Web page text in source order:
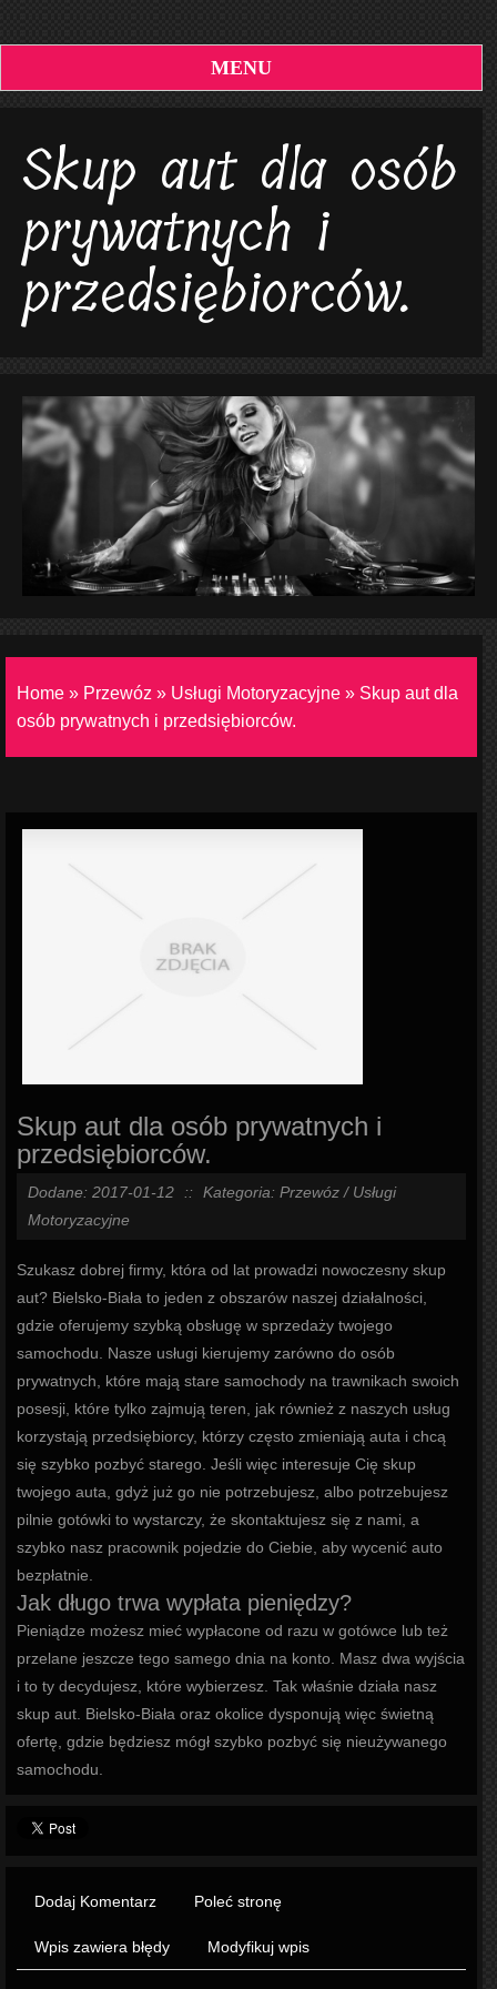
MENU
Skup aut dla osób
prywatnych i
przedsiębiorców.
Home » Przewóz » Usługi Motoryzacyjne » Skup aut dla
osób prywatnych i przedsiębiorców.
Skup aut dla osób prywatnych i
przedsiębiorców.
Dodane: 2017-01-12 ::
Kategoria: Przewóz / Usługi
Motoryzacyjne
Szukasz dobrej firmy, która od lat prowadzi nowoczesny skup
aut? Bielsko-Biała to jeden z obszarów naszej działalności,
gdzie oferujemy szybką obsługę w sprzedaży twojego
samochodu. Nasze usługi kierujemy zarówno do osób
prywatnych, które mają stare samochody na trawnikach swoich
posesji, które tylko zajmują teren, jak również z naszych usług
korzystają przedsiębiorcy, którzy często zmieniają auta i chcą
się szybko pozbyć starego. Jeśli więc interesuje Cię skup
twojego auta, gdyż już go nie potrzebujesz, albo potrzebujesz
pilnie gotówki to wystarczy, że skontaktujesz się z nami, a
szybko nasz pracownik pojedzie do Ciebie, aby wycenić auto
bezpłatnie.
Jak długo trwa wypłata pieniędzy?
Pieniądze możesz mieć wypłacone od razu w gotówce lub też
przelane jeszcze tego samego dnia na konto. Masz dwa wyjścia
i to ty decydujesz, które wybierzesz. Tak właśnie działa nasz
skup aut. Bielsko-Biała oraz okolice dysponują więc świetną
ofertę, gdzie będziesz mógł szybko pozbyć się nieużywanego
samochodu.
Dodaj Komentarz Poleć stronę
Wpis zawiera błędy Modyfikuj wpis